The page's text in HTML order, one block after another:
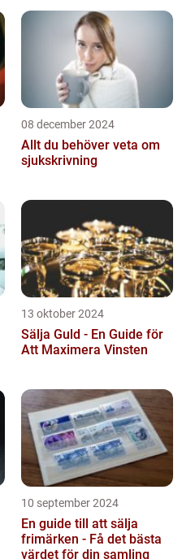
08 december 2024
Allt du behöver veta om
sjukskrivning
13 oktober 2024
Sälja Guld - En Guide för
Att Maximera Vinsten
10 september 2024
En guide till att sälja
frimärken - Få det bästa
värdet för din samling